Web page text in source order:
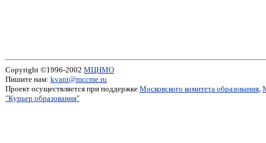
Copyright ©1996-2002 МЦНМО
Пишите нам: kvant@mccme.ru
Проект осуществляется при поддержке Московского комитета образования,
"Курьер образования"